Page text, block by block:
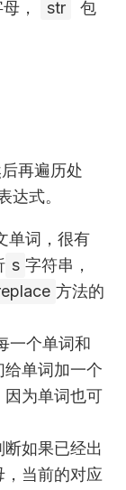
， str
包
再遍历处
达式。
单词，很有
s 字符串，
方法的
一个单词和
给单词加一个
因为单词也可
如果已经出
，当前的对应